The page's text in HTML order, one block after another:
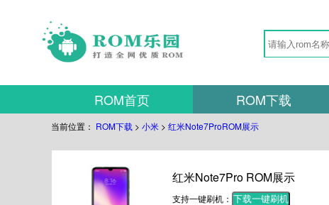
ROM首页 ROM下载
当前位置： ROM下载 > 小米 > 红米Note7ProROM展示
红米Note7Pro ROM展示
支持一键刷机： 下载一键刷机